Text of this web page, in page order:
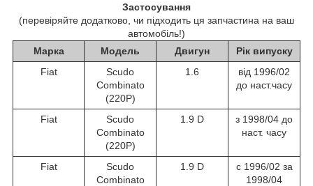
Застосування
(перевіряйте додатково, чи підходить ця запчастина на ваш
автомобіль!)
Марка
Модель Двигун
Рік випуску
Fiat
Scudo
Combinato
(220P)
1.6
від 1996/02
до наст.часу
Fiat
Scudo
Combinato
(220P)
1.9 D
з 1998/04 до
наст. часу
Fiat
Scudo
Combinato
1.9 D
c 1996/02 за
1998/04